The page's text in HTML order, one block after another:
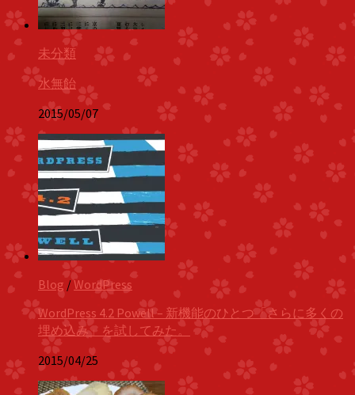
未分類
水無飴
2015/05/07
Blog /WordPress
WordPress 4.2 Powell – 新機能のひとつ「さらに多くの
埋め込み」を試してみた。
2015/04/25